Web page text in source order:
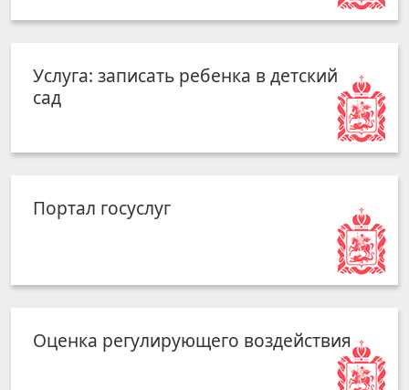
Услуга: записать ребенка в детский
сад
Портал госуслуг
Оценка регулирующего воздействия